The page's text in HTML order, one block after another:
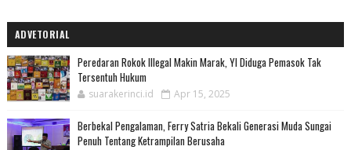
ADVETORIAL
Peredaran Rokok Illegal Makin Marak, YI Diduga Pemasok Tak
Tersentuh Hukum
suarakerinci.id Apr 15, 2025
Berbekal Pengalaman, Ferry Satria Bekali Generasi Muda Sungai
Penuh Tentang Ketrampilan Berusaha